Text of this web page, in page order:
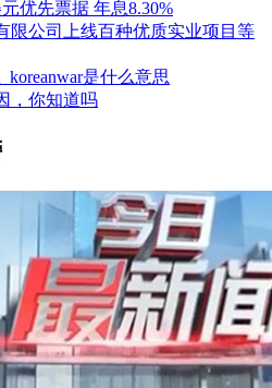
优先票据 年息8.30%
限公司上线百种优质实业项目等
是什么意思
，你知道吗